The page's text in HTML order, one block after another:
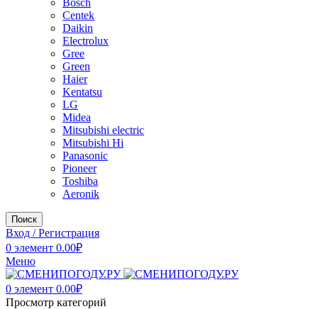
Bosch
Centek
Daikin
Electrolux
Gree
Green
Haier
Kentatsu
LG
Midea
Mitsubishi electric
Mitsubishi Hi
Panasonic
Pioneer
Toshiba
Аeronik
Поиск
Вход / Регистрация
0 элемент 0.00₽
Меню
0 элемент 0.00₽
Просмотр категорий